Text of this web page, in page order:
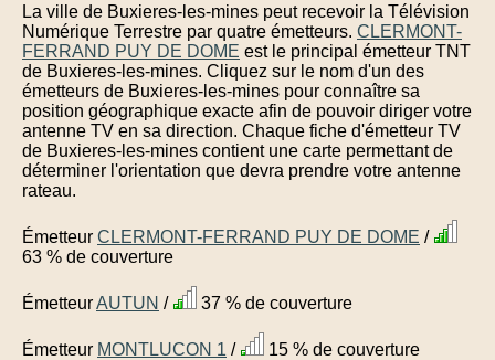
La ville de Buxieres-les-mines peut recevoir la Télévision
Numérique Terrestre par quatre émetteurs. CLERMONT-
FERRAND PUY DE DOME est le principal émetteur TNT
de Buxieres-les-mines. Cliquez sur le nom d'un des
émetteurs de Buxieres-les-mines pour connaître sa
position géographique exacte afin de pouvoir diriger votre
antenne TV en sa direction. Chaque fiche d'émetteur TV
de Buxieres-les-mines contient une carte permettant de
déterminer l'orientation que devra prendre votre antenne
rateau.
Émetteur CLERMONT-FERRAND PUY DE DOME /
63 % de couverture
ÉmetteurAUTUN / 37 % de couverture
Émetteur MONTLUCON 1 / 15 % de couverture